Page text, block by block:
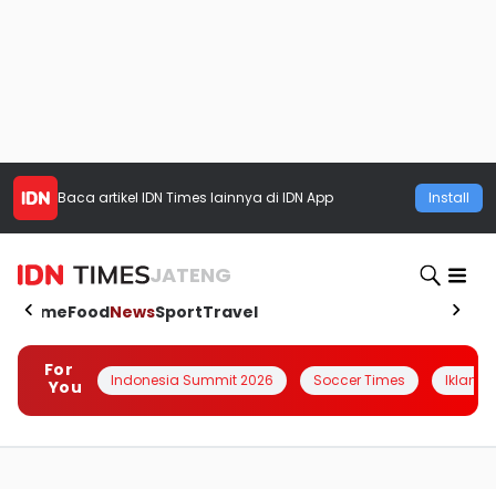
Baca artikel IDN Times lainnya di IDN App Install
JATENG
HomeFoodNewsSportTravel
For
You
Indonesia Summit 2026 Soccer Times Iklanin